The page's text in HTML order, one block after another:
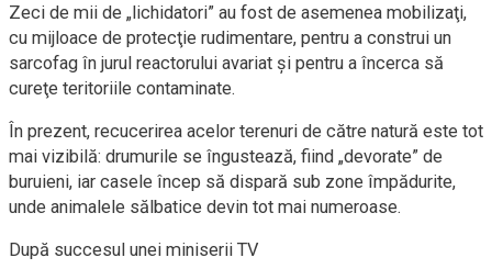
Zeci de mii de „lichidatori” au fost de asemenea mobilizaţi,
cu mijloace de protecţie rudimentare, pentru a construi un
sarcofag în jurul reactorului avariat şi pentru a încerca să
cureţe teritoriile contaminate.
În prezent, recucerirea acelor terenuri de către natură este tot
mai vizibilă: drumurile se îngustează, fiind „devorate” de
buruieni, iar casele încep să dispară sub zone împădurite,
unde animalele sălbatice devin tot mai numeroase.
După succesul unei miniserii TV